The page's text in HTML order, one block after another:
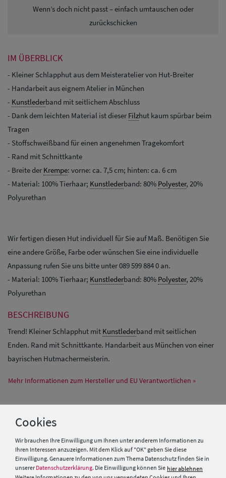
Wenn’s doch nicht passt – einfach umtauschen oder
zurückschicken
IM ÜBERBLICK
- Kleiner Schlapphut aus dem Meisteratelier von Hut-Breiter
- Handarbeit aus eignem Atelier in München
- Kunstlederband mit seitlichem Abschluss
- Dank dem leichten Material ist dieser Filzhut kaum spürbar beim
Tragen
- Stoffschweißband für einen angenehmen Tragekomfort
- Rand mit Schnittkante
- Breite der Krempe: vorne: ca. 7,5 cm; hinten: ca. 6 cm
- Material: 100% Tierhaar; Kunstlederband: 80% Polyester, 20%
Polyurethan
Wir fertigen diesen Hut individuell für Sie auf Maß. Benötigen Sie
eine andere Größe, Farbe oder wünschen Sie eine individuelle
Anpassung rufen Sie uns bitte unter 089 599 884 0 an.
- Material: 100% Tierhaar; Kunstlederband: 80% Polyester, 20%
Polyurethan
BESCHREIBUNG
Trend! Kleiner Schlapphut mit Kunstlederband mit seitlichen
Enden. Rand mit Schnittkante. Handarbeit aus München von einer
bayrischen Hutmachermeisterin.
Mehr Informationen zum Hersteller und EU Verantwortlichen »
PRODUKTEMPFEHLUNGEN
Cookies
Wir brauchen Ihre Einwilligung um Ihnen unter anderem Informationen zu
Ihren Interessen anzuzeigen. Mit dem Klick auf "OK" geben Sie diese
Einwilligung. Genauere Informationen zum Thema Datenschutz finden Sie in
unserer Datenschutzerklärung. Die Einwilligung können Sie hier ablehnen